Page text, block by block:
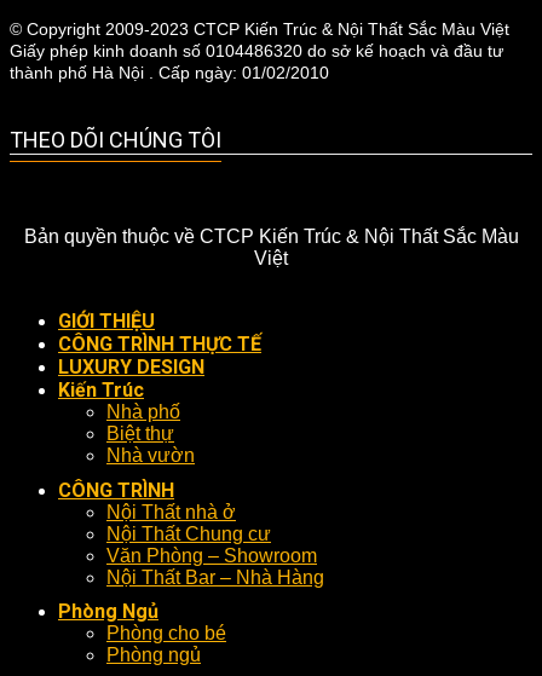
© Copyright 2009-2023 CTCP Kiến Trúc & Nội Thất Sắc Màu Việt
Giấy phép kinh doanh số 0104486320 do sở kế hoạch và đầu tư
thành phố Hà Nội . Cấp ngày: 01/02/2010
THEO DÕI CHÚNG TÔI
Bản quyền thuộc về CTCP Kiến Trúc & Nội Thất Sắc Màu
Việt
GIỚI THIỆU
CÔNG TRÌNH THỰC TẾ
LUXURY DESIGN
Kiến Trúc
Nhà phố
Biệt thự
Nhà vườn
CÔNG TRÌNH
Nội Thất nhà ở
Nội Thất Chung cư
Văn Phòng – Showroom
Nội Thất Bar – Nhà Hàng
Phòng Ngủ
Phòng cho bé
Phòng ngủ